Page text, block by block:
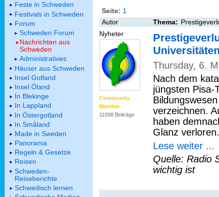
Seite: 1
Autor
Thema:
Nyheter
Community
Member
11098 Beiträge
Thursday, 6.
Nach dem
jüngsten Pisa-
verzeichnen.
haben
Glanz verloren.
Lese weiter ...
Quelle: Radio
wichtig ist
Feste in Schweden
Festivals in Schweden
Forum
Schweden Forum
Nachrichten aus
Schweden
Administratives
Häuser aus Schweden
Insel Gotland
Insel Öland
In Blekinge
In Lappland
In Östergotland
In Småland
Made in Sweden
Panorama
Regeln & Gesetze
Reisen
Schweden-
Reiseberichte
Schwedisch lernen